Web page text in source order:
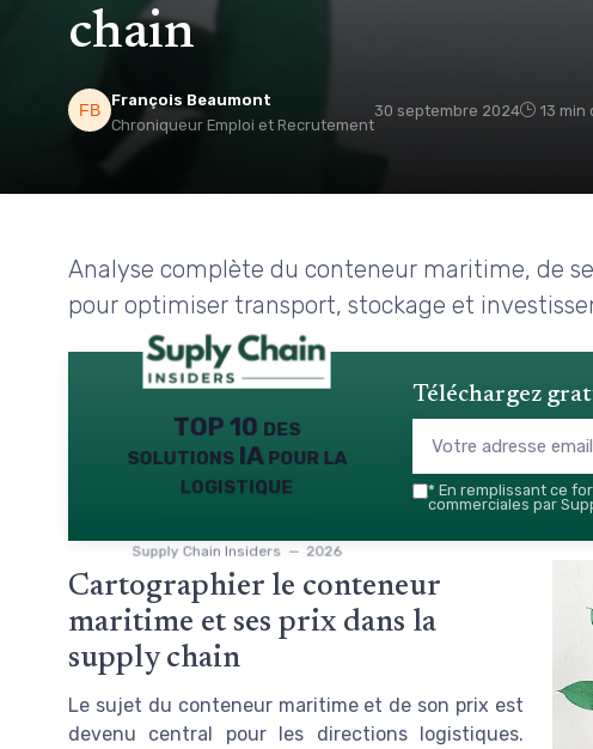
chain
François Beaumont
Chroniqueur Emploi et Recrutement
30 septembre 2024 13 min
Analyse complète du conteneur maritime, de
pour optimiser transport, stockage et
TOP 10 des
solutions IA pour la
logistique
Supply Chain Insiders — 2026
Téléchargez
* En remplissant ce
commerciales par
Cartographier le conteneur
maritime et ses prix dans la
supply chain
Le sujet du conteneur maritime et de son prix est
devenu central pour les directions logistiques.